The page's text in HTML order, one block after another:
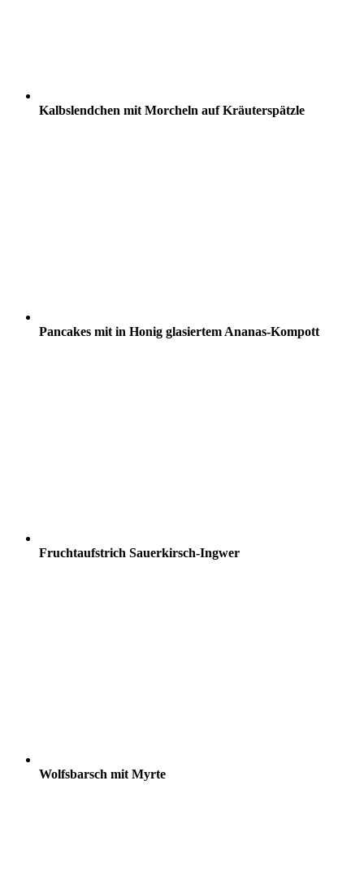
Kalbslendchen mit Morcheln auf Kräuterspätzle
Pancakes mit in Honig glasiertem Ananas-Kompott
Fruchtaufstrich Sauerkirsch-Ingwer
Wolfsbarsch mit Myrte